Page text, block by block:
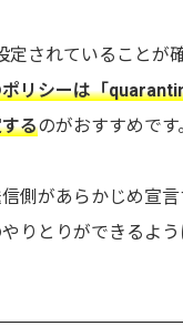
定されていることが
リシーは「
るのがおすすめです
側があらかじめ宣
りとりができるよう